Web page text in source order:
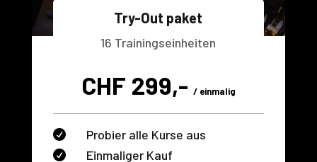
Try-Out paket
16 Trainingseinheiten
CHF 299,- / einmalig
 Probier alle Kurse aus
 Einmaliger Kauf